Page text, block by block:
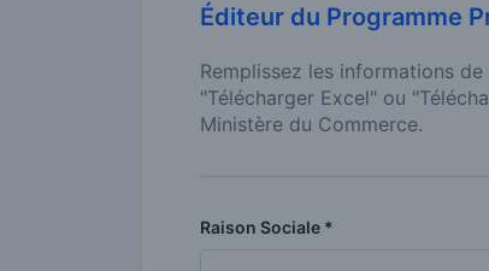
Éditeur du Programme
Remplissez les informations
"Télécharger Excel" ou
Ministère du Commerce.
Raison Sociale *